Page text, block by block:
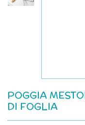
POGGIA
DI FOGLIA